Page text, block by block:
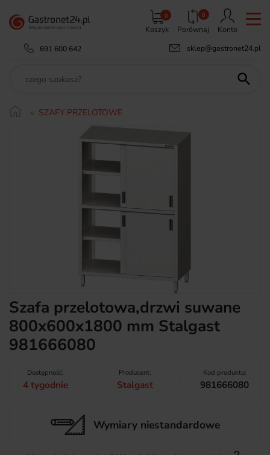
Koszyk
0 0
Porównaj
Konto
691 600 642
sklep@gastronet24.pl

SZAFY PRZELOTOWE
Szafa przelotowa,drzwi suwane
800x600x1800 mm Stalgast
981666080
Dostępność:
4 tygodnie
Producent:
Stalgast
Kod produktu:
981666080
Wymiary niestandardowe